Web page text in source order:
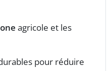
agricole et les
pour réduire